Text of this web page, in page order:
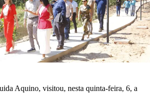
para a rotina pedagógica e acadêmica.
deixar de ser nômades e teremos o
cada espaço aqui e já vejo essas
felizes.”
da cerimônia o pró-reitor de Planejamento,
Cruz; além de professores, técnico-
Aquino, visitou, nesta quinta-feira, 6, a